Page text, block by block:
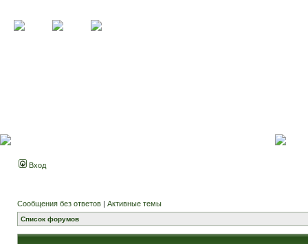
Вход
Сообщения без ответов | Активные темы
Список форумов